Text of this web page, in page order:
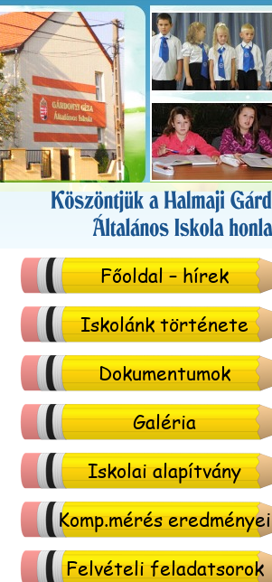
Főoldal – hírek
Iskolánk története
Dokumentumok
Galéria
Iskolai alapítvány
Komp.mérés eredményei
Felvételi feladatsorok